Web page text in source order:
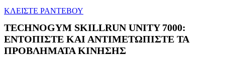
ΚΛΕΙΣΤΕ ΡΑΝΤΕΒΟΥ
TECHNOGYM SKILLRUN UNITY 7000:
ΕΝΤΟΠΙΣΤΕ ΚΑΙ ΑΝΤΙΜΕΤΩΠΙΣΤΕ ΤΑ
ΠΡΟΒΛΗΜΑΤΑ ΚΙΝΗΣΗΣ